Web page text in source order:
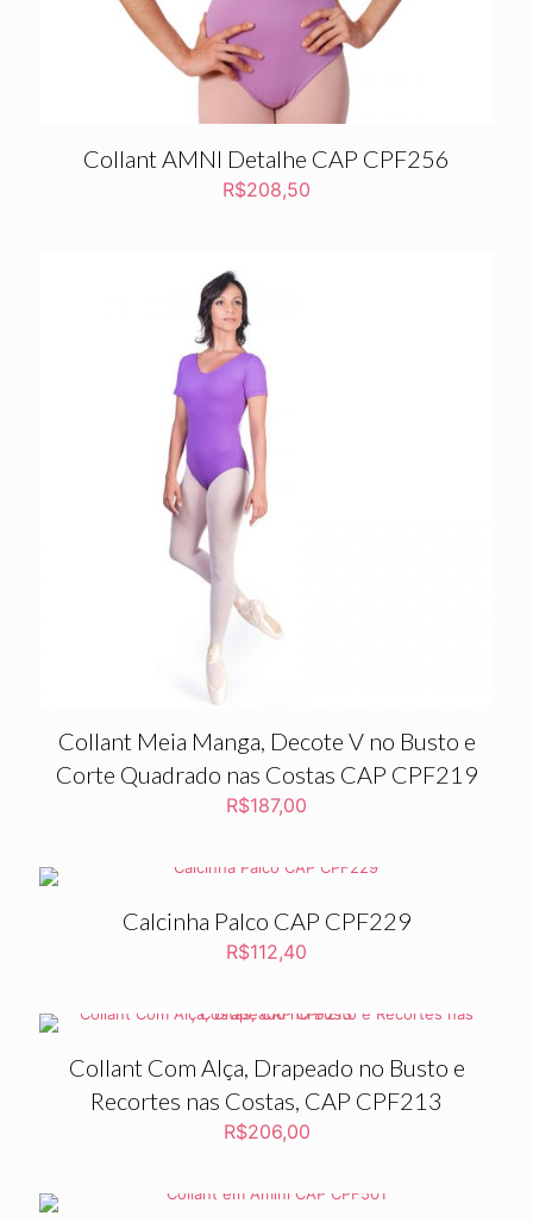
Collant AMNI Detalhe CAP CPF256
R$208,50
Collant Meia Manga, Decote V no Busto e
Corte Quadrado nas Costas CAP CPF219
R$187,00
Calcinha Palco CAP CPF229
R$112,40
Collant Com Alça, Drapeado no Busto e
Recortes nas Costas, CAP CPF213
R$206,00